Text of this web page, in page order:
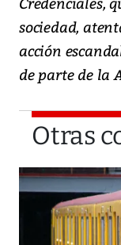
sociedad,
acción
de parte de la
Otras